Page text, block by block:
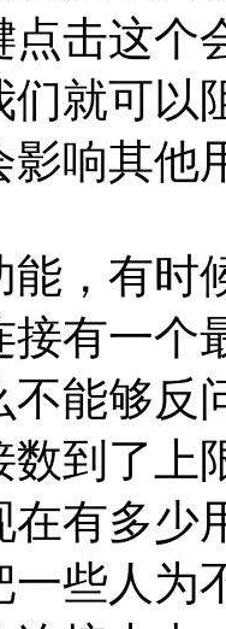
点击这个
们就可以
影响其他
有时候
接有一个
不能够反
数到了上
在有多少
一些人为